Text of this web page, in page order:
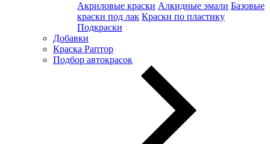
Акриловые краски Алкидные эмали Базовые
краски под лак Краски по пластику
Подкраски
Добавки
Краска Раптор
Подбор автокрасок